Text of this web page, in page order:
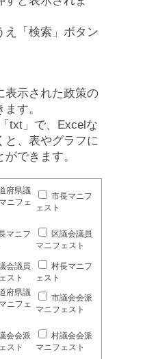
え「検索」ボタン
表示された政策の
す。
txt」で、Excelな
と、表やグラフに
できます。
府県議
ニフェ
市長マニフ
ェスト
マニフ
区議会議員
マニフェスト
会議員
スト
村長マニフ
ェスト
府県議
ニフェ
市議会会派
マニフェスト
会会派
スト
村議会会派
マニフェスト